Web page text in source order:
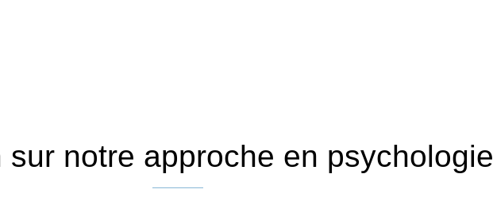
sur notre approche en psychologie